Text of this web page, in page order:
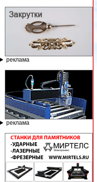
реклама
реклама